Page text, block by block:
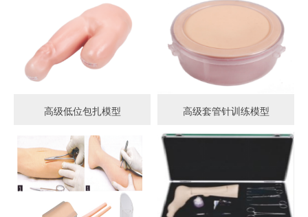
高级低位包扎模型 高级套管针训练模型